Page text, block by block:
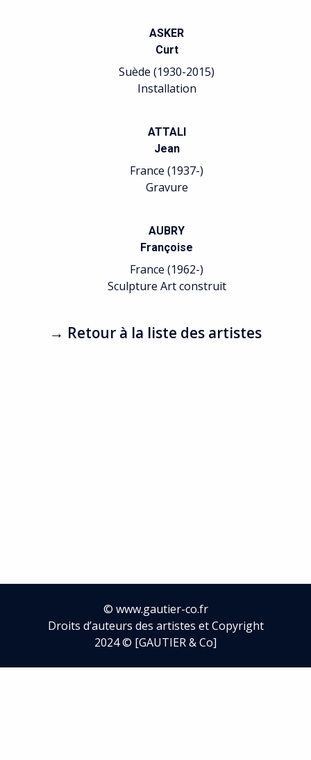
ASKER
Curt
Suède (1930-2015)
Installation
ATTALI
Jean
France (1937-)
Gravure
AUBRY
Françoise
France (1962-)
Sculpture Art construit
→ Retour à la liste des artistes
© www.gautier-co.fr
Droits d’auteurs des artistes et Copyright
2024 © [GAUTIER & Co]